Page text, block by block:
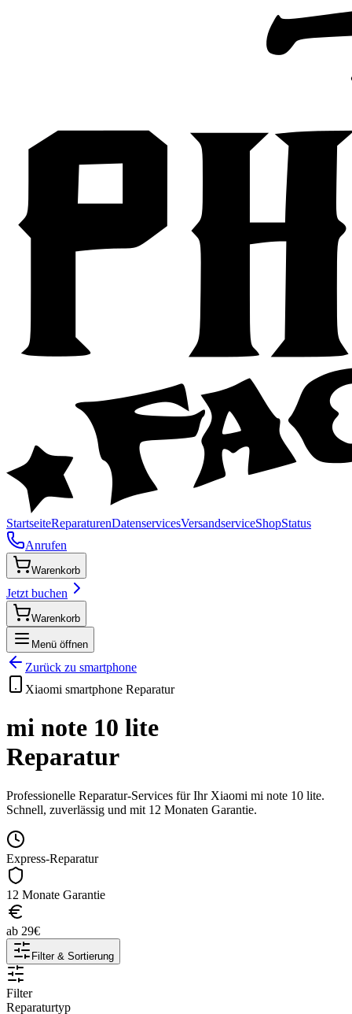
StartseiteReparaturenDatenservicesVersandserviceShopStatus
Anrufen
Warenkorb
Jetzt buchen
Warenkorb
Menü öffnen
Zurück zu smartphone
Xiaomi smartphone Reparatur
mi note 10 lite
Reparatur
Professionelle Reparatur-Services für Ihr Xiaomi mi note 10 lite.
Schnell, zuverlässig und mit 12 Monaten Garantie.
Express-Reparatur
12 Monate Garantie
ab 29€
Filter & Sortierung
Filter
Reparaturtyp